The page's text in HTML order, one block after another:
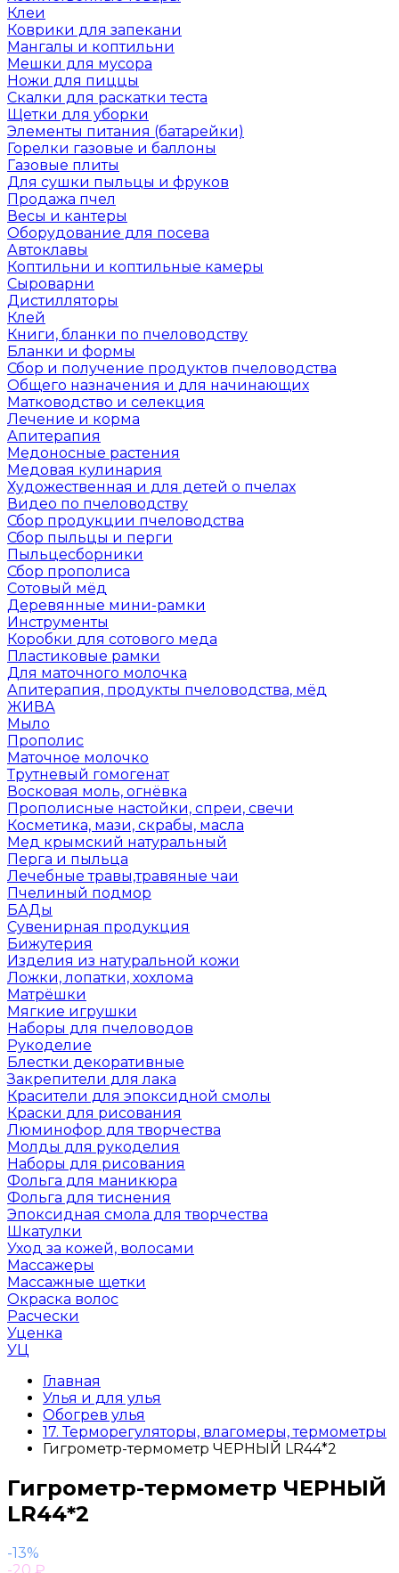
Клеи
Коврики для запекани
Мангалы и коптильни
Мешки для мусора
Ножи для пиццы
Скалки для раскатки теста
Щетки для уборки
Элементы питания (батарейки)
Горелки газовые и баллоны
Газовые плиты
Для сушки пыльцы и фруков
Продажа пчел
Весы и кантеры
Оборудование для посева
Автоклавы
Коптильни и коптильные камеры
Сыроварни
Дистилляторы
Клей
Книги, бланки по пчеловодству
Бланки и формы
Сбор и получение продуктов пчеловодства
Общего назначения и для начинающих
Матководство и селекция
Лечение и корма
Апитерапия
Медоносные растения
Медовая кулинария
Художественная и для детей о пчелах
Видео по пчеловодству
Сбор продукции пчеловодства
Сбор пыльцы и перги
Пыльцесборники
Сбор прополиса
Сотовый мёд
Деревянные мини-рамки
Инструменты
Коробки для сотового меда
Пластиковые рамки
Для маточного молочка
Апитерапия, продукты пчеловодства, мёд
ЖИВА
Мыло
Прополис
Маточное молочко
Трутневый гомогенат
Восковая моль, огнёвка
Прополисные настойки, спреи, свечи
Косметика, мази, скрабы, масла
Мед крымский натуральный
Перга и пыльца
Лечебные травы,травяные чаи
Пчелиный подмор
БАДы
Сувенирная продукция
Бижутерия
Изделия из натуральной кожи
Ложки, лопатки, хохлома
Матрёшки
Мягкие игрушки
Наборы для пчеловодов
Рукоделие
Блестки декоративные
Закрепители для лака
Красители для эпоксидной смолы
Краски для рисования
Люминофор для творчества
Молды для рукоделия
Наборы для рисования
Фольга для маникюра
Фольга для тиснения
Эпоксидная смола для творчества
Шкатулки
Уход за кожей, волосами
Массажеры
Массажные щетки
Окраска волос
Расчески
Уценка
УЦ
Главная
Улья и для улья
Обогрев улья
17. Терморегуляторы, влагомеры, термометры
Гигрометр-термометр ЧЕРНЫЙ LR44*2
Гигрометр-термометр ЧЕРНЫЙ
LR44*2
-13%